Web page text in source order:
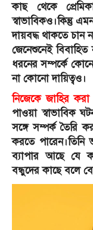
কাছ থেকে
স্বাভাবিকও।কিন্তু
দায়বদ্ধ থাকতে চান
জেনেশুনেই
ধরনের সম্পর্কে
না কোনো দায়িত্বও।
নিজেকে জাহির
পাওয়া স্বাভাবিক
সঙ্গে সম্পর্ক তৈরি
করতে
ব্যাপার আছে যে
বন্ধুদের কাছে বলে